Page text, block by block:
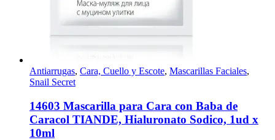
Antiarrugas, Cara, Cuello y Escote, Mascarillas Faciales,
Snail Secret
14603 Mascarilla para Cara con Baba de
Caracol TIANDE, Hialuronato Sodico, 1ud x
10ml